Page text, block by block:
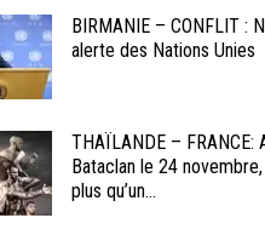
BIRMANIE – CONFLIT :
alerte des Nations Unies
THAÏLANDE – FRANCE:
Bataclan le 24
plus qu’un...